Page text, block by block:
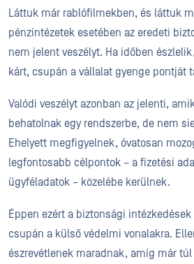
Láttuk már rablófilmekben, és láttuk
pénzintézetek esetében az eredeti
nem jelent veszélyt. Ha időben
kárt, csupán a vállalat gyenge pontját
Valódi veszélyt azonban az jelenti,
behatolnak egy rendszerbe, de nem
Ehelyett megfigyelnek, óvatosan
legfontosabb célpontok – a fizetési
ügyféladatok – közelébe kerülnek.
Éppen ezért a biztonsági
csupán a külső védelmi vonalakra.
észrevétlenek maradnak, amíg már